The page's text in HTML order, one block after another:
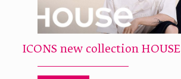
ICONS new collection HOUSE